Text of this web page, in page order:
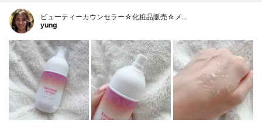
ビューティーカウンセラー☆化粧品販売☆メ…
yung